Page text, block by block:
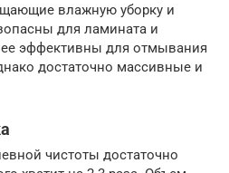
влажную уборку и
для ламината и
эффективны для отмывания
достаточно массивные и
чистоты достаточно